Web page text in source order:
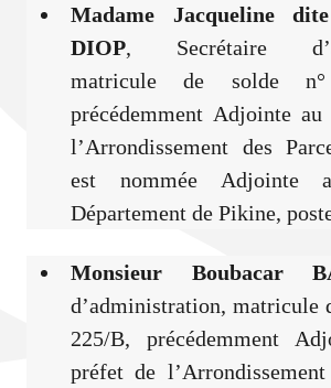
Madame Jacqueline
DIOP, Secrétaire
matricule de solde
précédemment Adjointe au
l’Arrondissement des
est nommée Adjointe
Département de Pikine,
Monsieur Boubacar
d’administration, matricule
225/B, précédemment
préfet de